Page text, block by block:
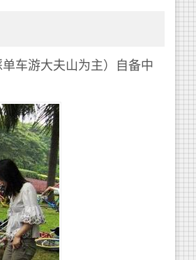
车游大夫山为主）自备中